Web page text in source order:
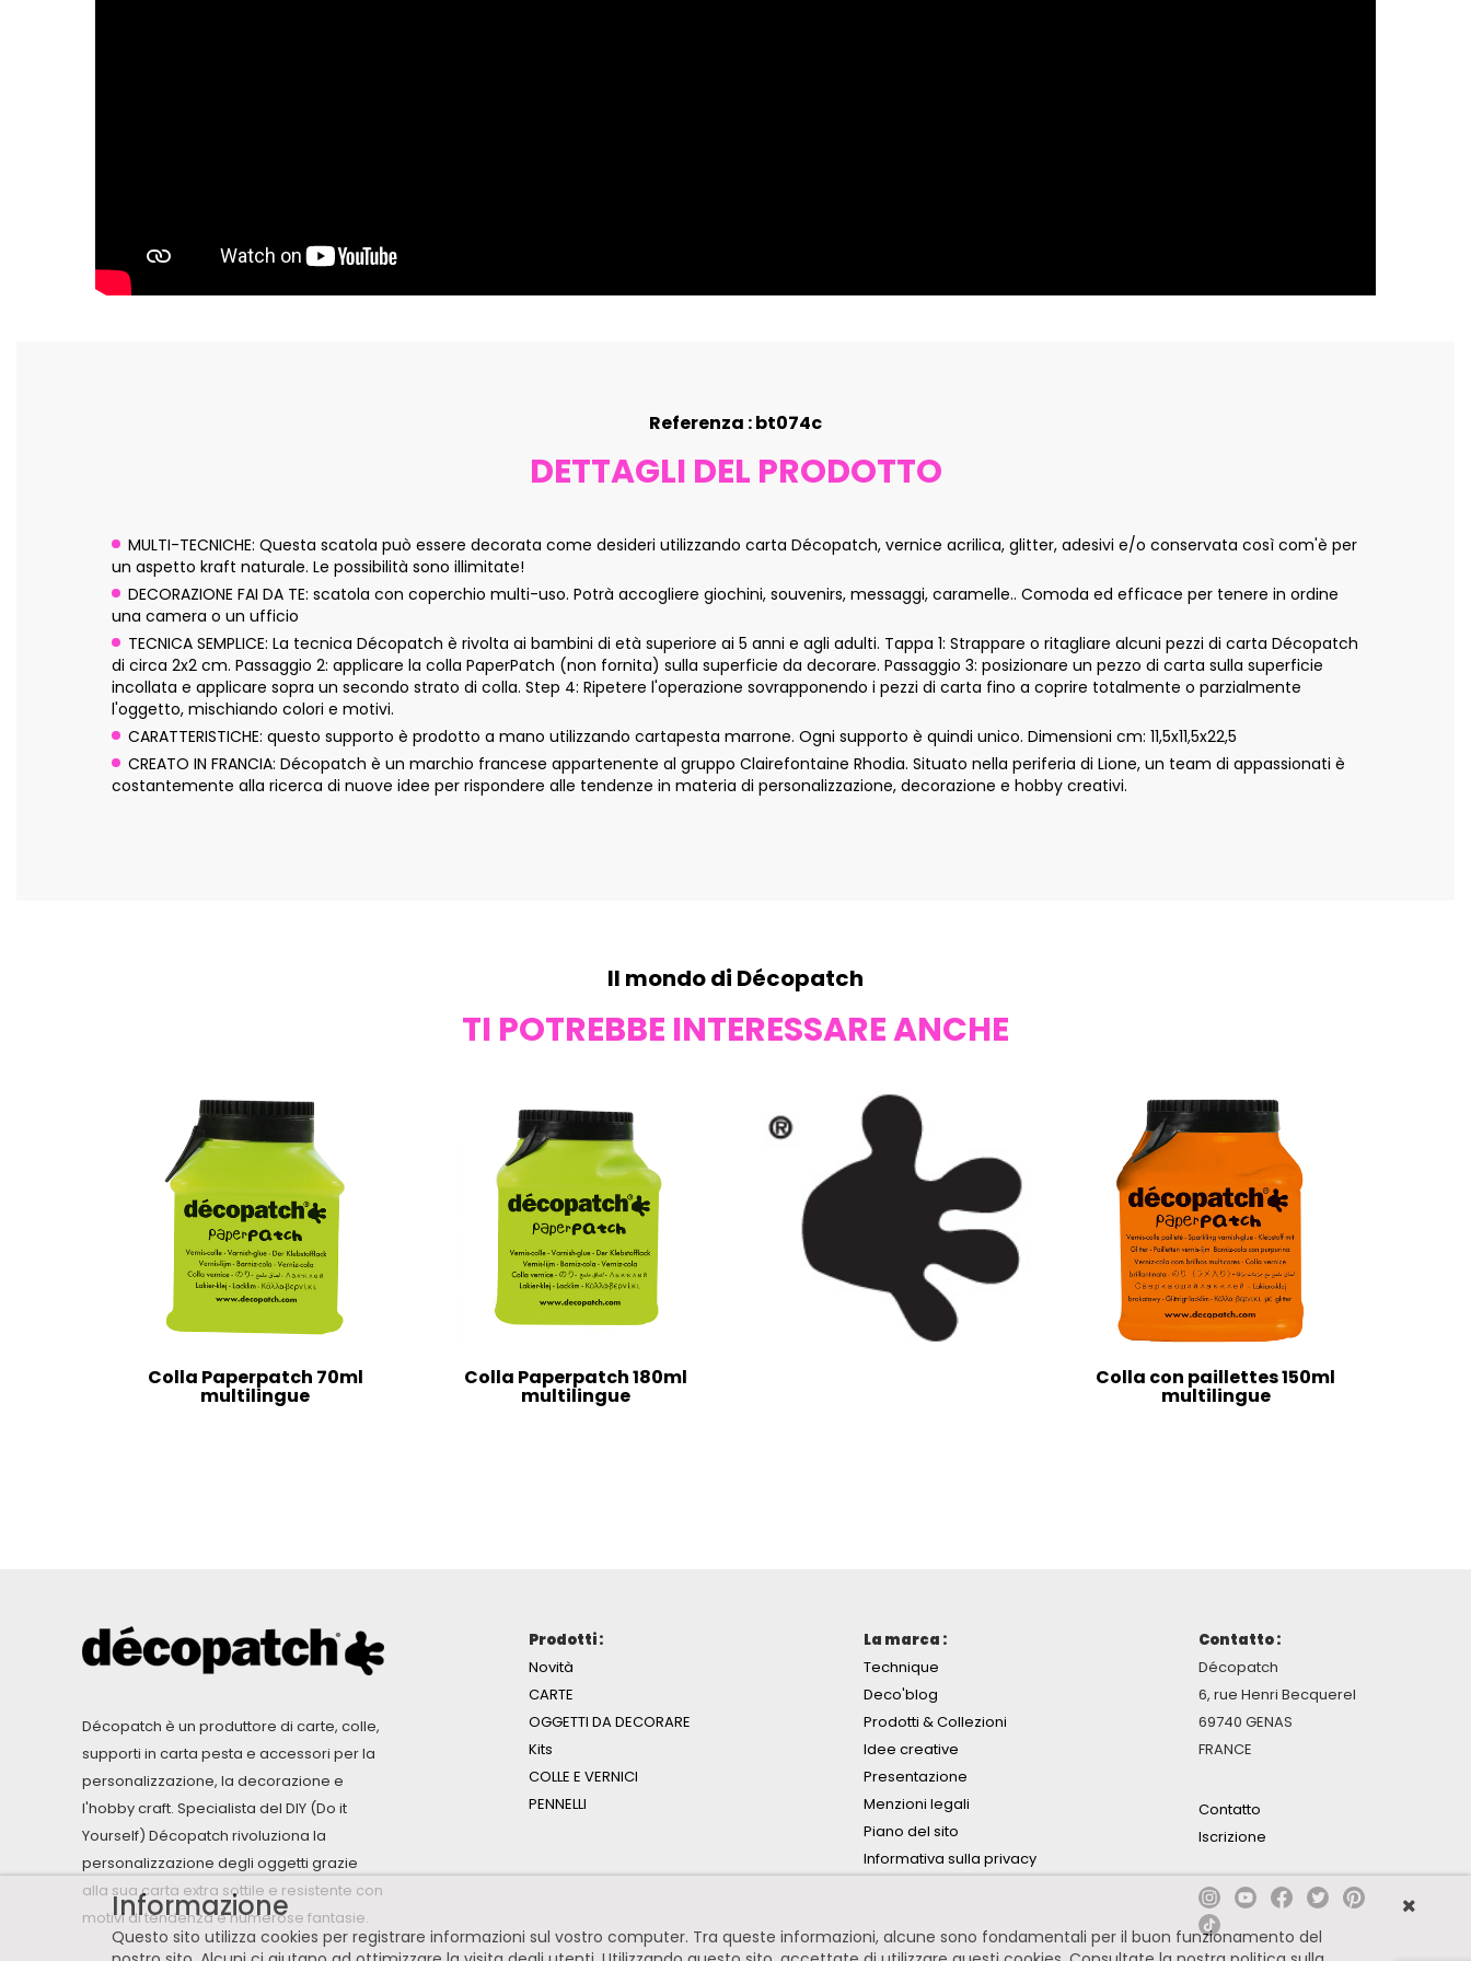
Referenza : bt074c
DETTAGLI DEL PRODOTTO
MULTI-TECNICHE: Questa scatola può essere decorata come desideri utilizzando carta Décopatch, vernice acrilica, glitter, adesivi e/o conservata così com'è per
un aspetto kraft naturale. Le possibilità sono illimitate!
DECORAZIONE FAI DA TE: scatola con coperchio multi-uso. Potrà accogliere giochini, souvenirs, messaggi, caramelle.. Comoda ed efficace per tenere in ordine
una camera o un ufficio
TECNICA SEMPLICE: La tecnica Décopatch è rivolta ai bambini di età superiore ai 5 anni e agli adulti. Tappa 1: Strappare o ritagliare alcuni pezzi di carta Décopatch
di circa 2x2 cm. Passaggio 2: applicare la colla PaperPatch (non fornita) sulla superficie da decorare. Passaggio 3: posizionare un pezzo di carta sulla superficie
incollata e applicare sopra un secondo strato di colla. Step 4: Ripetere l'operazione sovrapponendo i pezzi di carta fino a coprire totalmente o parzialmente
l'oggetto, mischiando colori e motivi.
CARATTERISTICHE: questo supporto è prodotto a mano utilizzando cartapesta marrone. Ogni supporto è quindi unico. Dimensioni cm: 11,5x11,5x22,5
CREATO IN FRANCIA: Décopatch è un marchio francese appartenente al gruppo Clairefontaine Rhodia. Situato nella periferia di Lione, un team di appassionati è
costantemente alla ricerca di nuove idee per rispondere alle tendenze in materia di personalizzazione, decorazione e hobby creativi.
Il mondo di Décopatch
TI POTREBBE INTERESSARE ANCHE
Colla Paperpatch 70ml
multilingue
Colla Paperpatch 180ml
multilingue
Colla con paillettes 150ml
multilingue
Décopatch è un produttore di carte, colle,
supporti in carta pesta e accessori per la
personalizzazione, la decorazione e
l'hobby craft. Specialista del DIY (Do it
Yourself) Décopatch rivoluziona la
personalizzazione degli oggetti grazie
alla sua carta extra sottile e resistente con
motivi di tendenza e numerose fantasie.
Prodotti :
Novità
CARTE
OGGETTI DA DECORARE
Kits
COLLE E VERNICI
PENNELLI
La marca :
Technique
Deco'blog
Prodotti & Collezioni
Idee creative
Presentazione
Menzioni legali
Piano del sito
Informativa sulla privacy
Contatto :
Décopatch
6, rue Henri Becquerel
69740 GENAS
FRANCE
Contatto
Iscrizione
Informazione
Questo sito utilizza cookies per registrare informazioni sul vostro computer. Tra queste informazioni, alcune sono fondamentali per il buon funzionamento del